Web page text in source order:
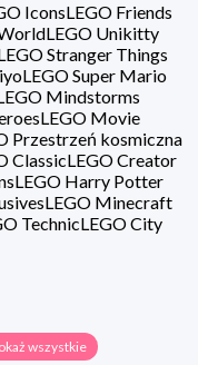
IconsLEGO Friends
LEGO Unikitty
Stranger Things
LEGO Super Mario
Mindstorms
LEGO Movie
Przestrzeń kosmiczna
ClassicLEGO Creator
LEGO Harry Potter
LEGO Minecraft
TechnicLEGO City
wszystkie